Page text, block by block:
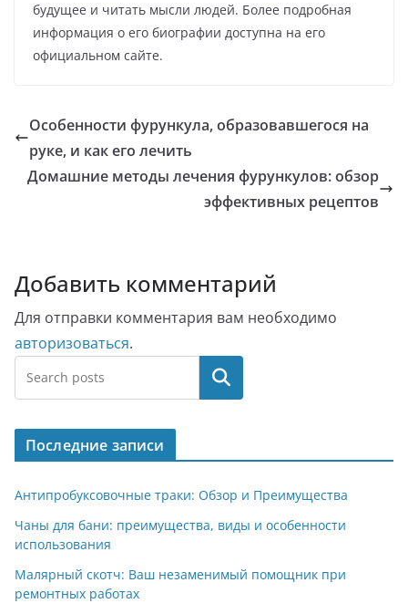
будущее и читать мысли людей. Более подробная
информация о его биографии доступна на его
официальном сайте.
Особенности фурункула, образовавшегося на
руке, и как его лечить
Домашние методы лечения фурункулов: обзор
эффективных рецептов
Добавить комментарий
Для отправки комментария вам необходимо
авторизоваться.
Поиск
Последние записи
Антипробуксовочные траки: Обзор и Преимущества
Чаны для бани: преимущества, виды и особенности
использования
Малярный скотч: Ваш незаменимый помощник при
ремонтных работах